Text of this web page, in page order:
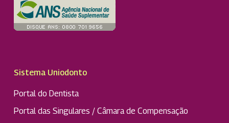
Sistema Uniodonto
Portal do Dentista
Portal das Singulares / Câmara de Compensação